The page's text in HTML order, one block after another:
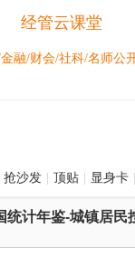
经管云课堂
融/财会/社科/名师公
抢沙发 顶贴 显身卡
统计年鉴-城镇居民